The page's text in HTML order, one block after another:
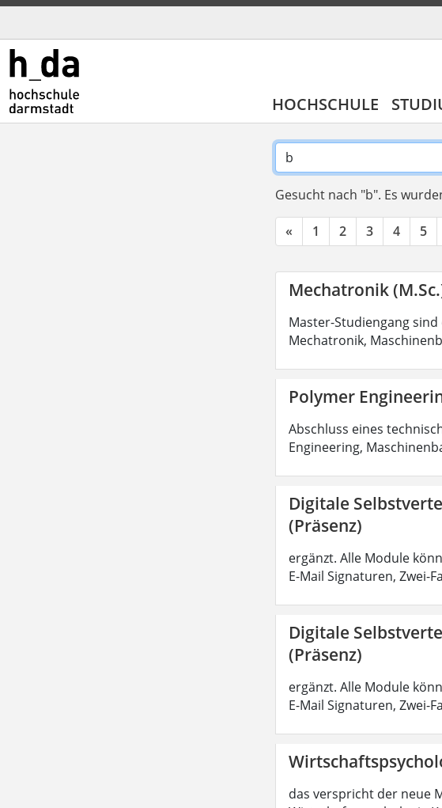
HOCHSCHULE
Gesucht nach "b". Es
« 1 2 3 4 5
Mechatronik
Master-Studiengang
Mechatronik,
Polymer
Abschluss eines
Engineering,
Digitale
(Präsenz)
ergänzt. Alle Module
E-Mail Signaturen, Zwei-
Digitale
(Präsenz)
ergänzt. Alle Module
E-Mail Signaturen, Zwei-
das verspricht der neue